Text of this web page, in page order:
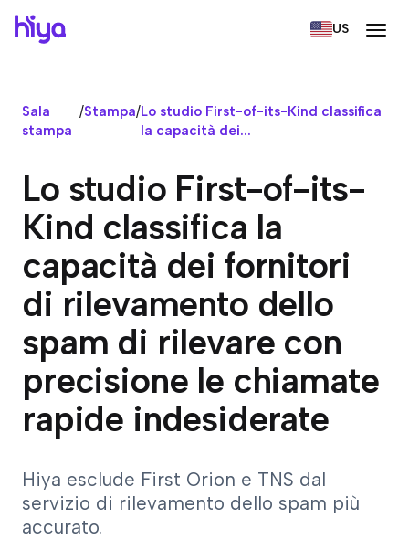
US
Sala
stampa
/Stampa/Lo studio First-of-its-Kind classifica
la capacità dei...
Lo studio First-of-its-
Kind classifica la
capacità dei fornitori
di rilevamento dello
spam di rilevare con
precisione le chiamate
rapide indesiderate
Hiya esclude First Orion e TNS dal
servizio di rilevamento dello spam più
accurato.